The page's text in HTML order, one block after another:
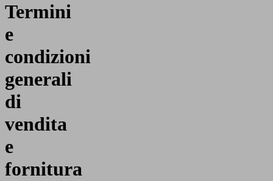
Termini
e
condizioni
generali
di
vendita
e
fornitura